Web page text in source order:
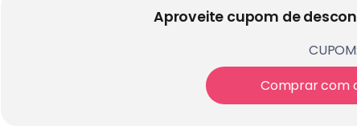
Aproveite cupom de
CUPOM:
Comprar com